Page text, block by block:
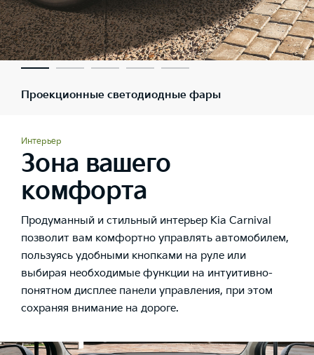
Проекционные светодиодные фары
Интерьер
Зона вашего
комфорта
Продуманный и стильный интерьер Kia Carnival
позволит вам комфортно управлять автомобилем,
пользуясь удобными кнопками на руле или
выбирая необходимые функции на интуитивно-
понятном дисплее панели управления, при этом
сохраняя внимание на дороге.